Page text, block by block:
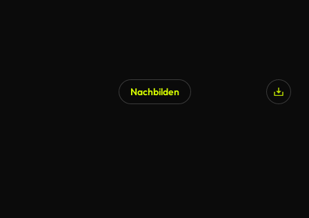
Nachbilden